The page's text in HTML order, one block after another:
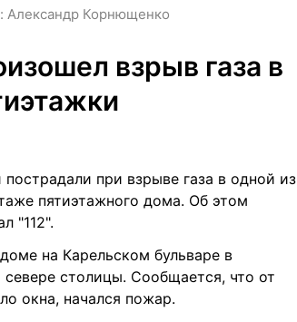
Александр Корнющенко
взрыв газа в
при взрыве газа в одной из
пятиэтажного дома. Об этом
"112".
на Карельском бульваре в
столицы. Сообщается, что от
окна, начался пожар.